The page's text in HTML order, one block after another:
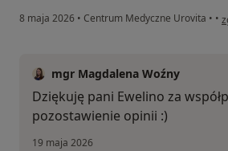
8 maja 2026 • Centrum Medyczne Urovita • •
mgr Magdalena Woźny
Dziękuję pani Ewelino za
pozostawienie opinii :)
19 maja 2026